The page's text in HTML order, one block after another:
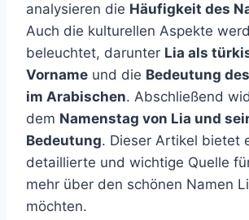
analysieren die Häufigkeit des
Auch die kulturellen Aspekte
beleuchtet, darunter Lia als
Vorname und die Bedeutung
im Arabischen. Abschließend
dem Namenstag von Lia und
Bedeutung. Dieser Artikel bietet
detaillierte und wichtige Quelle
mehr über den schönen Namen
möchten.